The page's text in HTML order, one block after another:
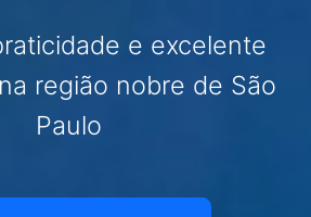
e excelente
região nobre de São
Paulo